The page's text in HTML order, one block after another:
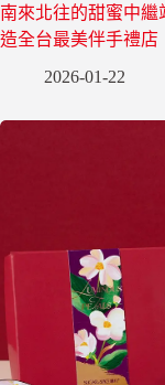
南來北往的甜蜜中
造全台最美伴手禮店
2026-01-22